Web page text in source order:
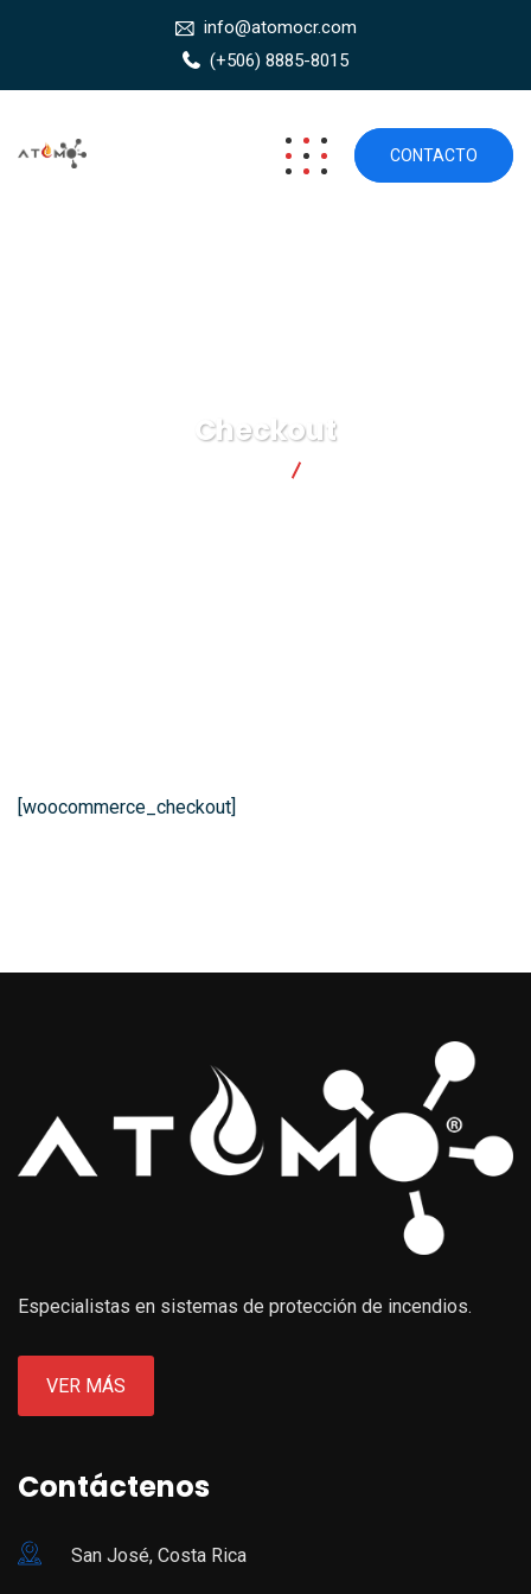
info@atomocr.com
(+506) 8885-8015
CONTACTO
Checkout
[woocommerce_checkout]
Especialistas en sistemas de protección de incendios.
VER MÁS
Contáctenos
San José, Costa Rica